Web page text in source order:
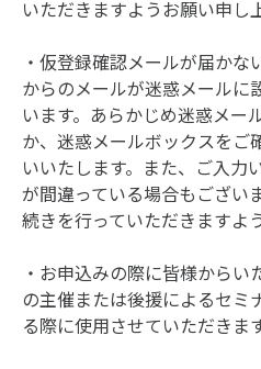
いただきますようお願い申し
・仮登録確認メールが届か
からのメールが迷惑メールに
います。あらかじめ迷惑メー
か、迷惑メールボックスをご
いいたします。また、ご入力
が間違っている場合もござい
続きを行っていただきますよ
・お申込みの際に皆様から
の主催または後援によるセミ
る際に使用させていただきます